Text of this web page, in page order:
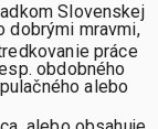
Slovenskej
dobrými mravmi,
práce
obdobného
alebo